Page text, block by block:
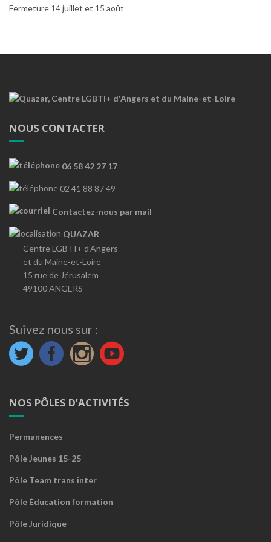
Fermeture 14 juillet et 15 août
NOUS CONTACTER
06 58 42 27 17
02 41 88 87 49
Contactez-nous par mail
QUAZAR
Centre LGBTI+ d’Angers
et du Maine-et-Loire
15 rue de Jérusalem
49100 ANGERS
Suivez nous sur :
NOS PÔLES D’ACTIVITÉS
Permanences
Pôle Jeunes 15-25
Pôle Team trans inter
Pôle Éducation formation
Pôle Juridique